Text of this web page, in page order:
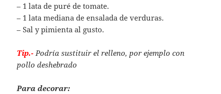
– 1 lata de puré de tomate.
– 1 lata mediana de ensalada de verduras.
– Sal y pimienta al gusto.
Tip.-Podría sustituir el relleno, por ejemplo con
pollo deshebrado
Para decorar: